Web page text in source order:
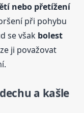
nebo přetížení
při pohybu
se však bolest
ji považovat
a kašle